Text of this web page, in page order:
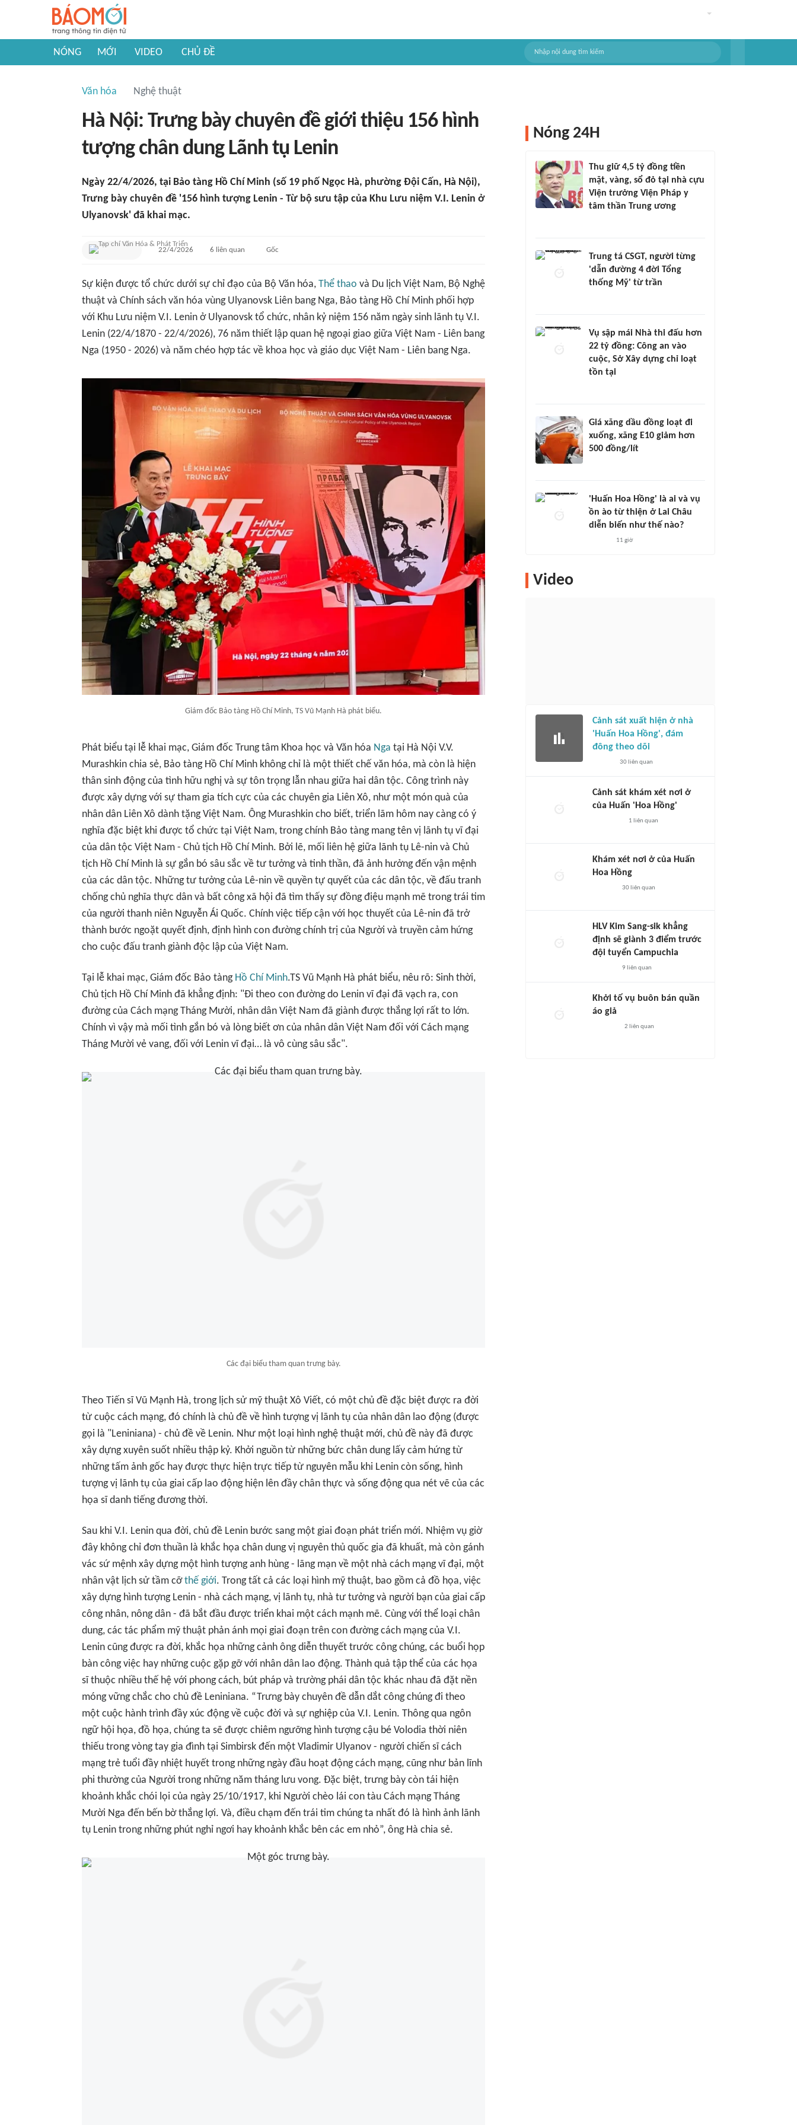
NÓNG MỚI VIDEO CHỦ ĐỀ
Văn hóa Nghệ thuật
Hà Nội: Trưng bày chuyên đề giới thiệu 156 hình
tượng chân dung Lãnh tụ Lenin
Ngày 22/4/2026, tại Bảo tàng Hồ Chí Minh (số 19 phố Ngọc Hà, phường Đội Cấn, Hà Nội),
Trưng bày chuyên đề '156 hình tượng Lenin - Từ bộ sưu tập của Khu Lưu niệm V.I. Lenin ở
Ulyanovsk' đã khai mạc.
22/4/2026 6 liên quan Gốc
Sự kiện được tổ chức dưới sự chỉ đạo của Bộ Văn hóa, Thể thao và Du lịch Việt Nam, Bộ Nghệ
thuật và Chính sách văn hóa vùng Ulyanovsk Liên bang Nga, Bảo tàng Hồ Chí Minh phối hợp
với Khu Lưu niệm V.I. Lenin ở Ulyanovsk tổ chức, nhân kỷ niệm 156 năm ngày sinh lãnh tụ V.I.
Lenin (22/4/1870 - 22/4/2026), 76 năm thiết lập quan hệ ngoại giao giữa Việt Nam - Liên bang
Nga (1950 - 2026) và năm chéo hợp tác về khoa học và giáo dục Việt Nam - Liên bang Nga.
Giám đốc Bảo tàng Hồ Chí Minh, TS Vũ Mạnh Hà phát biểu.
Phát biểu tại lễ khai mạc, Giám đốc Trung tâm Khoa học và Văn hóa Nga tại Hà Nội V.V.
Murashkin chia sẻ, Bảo tàng Hồ Chí Minh không chỉ là một thiết chế văn hóa, mà còn là hiện
thân sinh động của tình hữu nghị và sự tôn trọng lẫn nhau giữa hai dân tộc. Công trình này
được xây dựng với sự tham gia tích cực của các chuyên gia Liên Xô, như một món quà của
nhân dân Liên Xô dành tặng Việt Nam. Ông Murashkin cho biết, triển lãm hôm nay càng có ý
nghĩa đặc biệt khi được tổ chức tại Việt Nam, trong chính Bảo tàng mang tên vị lãnh tụ vĩ đại
của dân tộc Việt Nam - Chủ tịch Hồ Chí Minh. Bởi lẽ, mối liên hệ giữa lãnh tụ Lê-nin và Chủ
tịch Hồ Chí Minh là sự gắn bó sâu sắc về tư tưởng và tinh thần, đã ảnh hưởng đến vận mệnh
của các dân tộc. Những tư tưởng của Lê-nin về quyền tự quyết của các dân tộc, về đấu tranh
chống chủ nghĩa thực dân và bất công xã hội đã tìm thấy sự đồng điệu mạnh mẽ trong trái tim
của người thanh niên Nguyễn Ái Quốc. Chính việc tiếp cận với học thuyết của Lê-nin đã trở
thành bước ngoặt quyết định, định hình con đường chính trị của Người và truyền cảm hứng
cho cuộc đấu tranh giành độc lập của Việt Nam.
Tại lễ khai mạc, Giám đốc Bảo tàng Hồ Chí Minh.TS Vũ Mạnh Hà phát biểu, nêu rõ: Sinh thời,
Chủ tịch Hồ Chí Minh đã khẳng định: "Đi theo con đường do Lenin vĩ đại đã vạch ra, con
đường của Cách mạng Tháng Mười, nhân dân Việt Nam đã giành được thắng lợi rất to lớn.
Chính vì vậy mà mối tình gắn bó và lòng biết ơn của nhân dân Việt Nam đối với Cách mạng
Tháng Mười vẻ vang, đối với Lenin vĩ đại… là vô cùng sâu sắc".
Các đại biểu tham quan trưng bày.
Theo Tiến sĩ Vũ Mạnh Hà, trong lịch sử mỹ thuật Xô Viết, có một chủ đề đặc biệt được ra đời
từ cuộc cách mạng, đó chính là chủ đề về hình tượng vị lãnh tụ của nhân dân lao động (được
gọi là "Leniniana) - chủ đề về Lenin. Như một loại hình nghệ thuật mới, chủ đề này đã được
xây dựng xuyên suốt nhiều thập kỷ. Khởi nguồn từ những bức chân dung lấy cảm hứng từ
những tấm ảnh gốc hay được thực hiện trực tiếp từ nguyên mẫu khi Lenin còn sống, hình
tượng vị lãnh tụ của giai cấp lao động hiện lên đầy chân thực và sống động qua nét vẽ của các
họa sĩ danh tiếng đương thời.
Sau khi V.I. Lenin qua đời, chủ đề Lenin bước sang một giai đoạn phát triển mới. Nhiệm vụ giờ
đây không chỉ đơn thuần là khắc họa chân dung vị nguyên thủ quốc gia đã khuất, mà còn gánh
vác sứ mệnh xây dựng một hình tượng anh hùng - lãng mạn về một nhà cách mạng vĩ đại, một
nhân vật lịch sử tầm cỡthế giới. Trong tất cả các loại hình mỹ thuật, bao gồm cả đồ họa, việc
xây dựng hình tượng Lenin - nhà cách mạng, vị lãnh tụ, nhà tư tưởng và người bạn của giai cấp
công nhân, nông dân - đã bắt đầu được triển khai một cách mạnh mẽ. Cùng với thể loại chân
dung, các tác phẩm mỹ thuật phản ánh mọi giai đoạn trên con đường cách mạng của V.I.
Lenin cũng được ra đời, khắc họa những cảnh ông diễn thuyết trước công chúng, các buổi họp
bàn công việc hay những cuộc gặp gỡ với nhân dân lao động. Thành quả tập thể của các họa
sĩ thuộc nhiều thế hệ với phong cách, bút pháp và trường phái dân tộc khác nhau đã đặt nền
móng vững chắc cho chủ đề Leniniana. “Trưng bày chuyên đề dẫn dắt công chúng đi theo
một cuộc hành trình đầy xúc động về cuộc đời và sự nghiệp của V.I. Lenin. Thông qua ngôn
ngữ hội họa, đồ họa, chúng ta sẽ được chiêm ngưỡng hình tượng cậu bé Volodia thời niên
thiếu trong vòng tay gia đình tại Simbirsk đến một Vladimir Ulyanov - người chiến sĩ cách
mạng trẻ tuổi đầy nhiệt huyết trong những ngày đầu hoạt động cách mạng, cũng như bản lĩnh
phi thường của Người trong những năm tháng lưu vong. Đặc biệt, trưng bày còn tái hiện
khoảnh khắc chói lọi của ngày 25/10/1917, khi Người chèo lái con tàu Cách mạng Tháng
Mười Nga đến bến bờ thắng lợi. Và, điều chạm đến trái tim chúng ta nhất đó là hình ảnh lãnh
tụ Lenin trong những phút nghỉ ngơi hay khoảnh khắc bên các em nhỏ”, ông Hà chia sẻ.
Nóng 24H
Thu giữ 4,5 tỷ đồng tiền
mặt, vàng, sổ đỏ tại nhà cựu
Viện trưởng Viện Pháp y
tâm thần Trung ương
Trung tá CSGT, người từng
'dẫn đường 4 đời Tổng
thống Mỹ' từ trần
Vụ sập mái Nhà thi đấu hơn
22 tỷ đồng: Công an vào
cuộc, Sở Xây dựng chỉ loạt
tồn tại
Giá xăng dầu đồng loạt đi
xuống, xăng E10 giảm hơn
500 đồng/lít
'Huấn Hoa Hồng' là ai và vụ
ồn ào từ thiện ở Lai Châu
diễn biến như thế nào?
11 giờ
Video
Cảnh sát xuất hiện ở nhà
'Huấn Hoa Hồng', đám
đông theo dõi
30liên quan
Cảnh sát khám xét nơi ở
của Huấn 'Hoa Hồng'
1 liên quan
Khám xét nơi ở của Huấn
Hoa Hồng
30liên quan
HLV Kim Sang-sik khẳng
định sẽ giành 3 điểm trước
đội tuyển Campuchia
9 liên quan
Khởi tố vụ buôn bán quần
áo giả
2 liên quan